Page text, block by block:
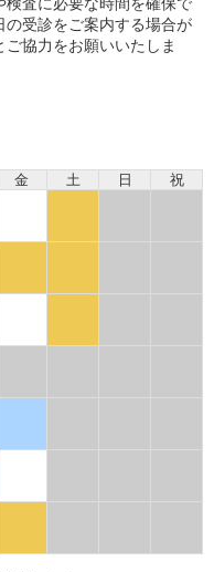
の受診をご案内する場合が
協力をお願いいたしま
金 土 日 祝